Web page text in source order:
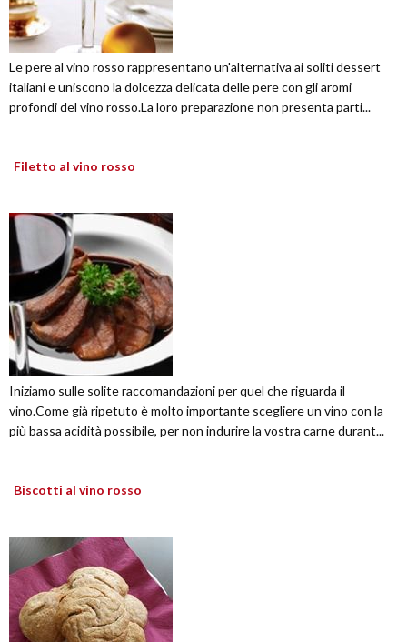
Le pere al vino rosso rappresentano un'alternativa ai soliti dessert
italiani e uniscono la dolcezza delicata delle pere con gli aromi
profondi del vino rosso.La loro preparazione non presenta parti...
Filetto al vino rosso
Iniziamo sulle solite raccomandazioni per quel che riguarda il
vino.Come già ripetuto è molto importante scegliere un vino con la
più bassa acidità possibile, per non indurire la vostra carne durant...
Biscotti al vino rosso